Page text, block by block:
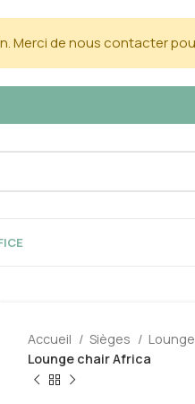
Merci de nous contacter
Accueil Sièges
Lounge chair Africa